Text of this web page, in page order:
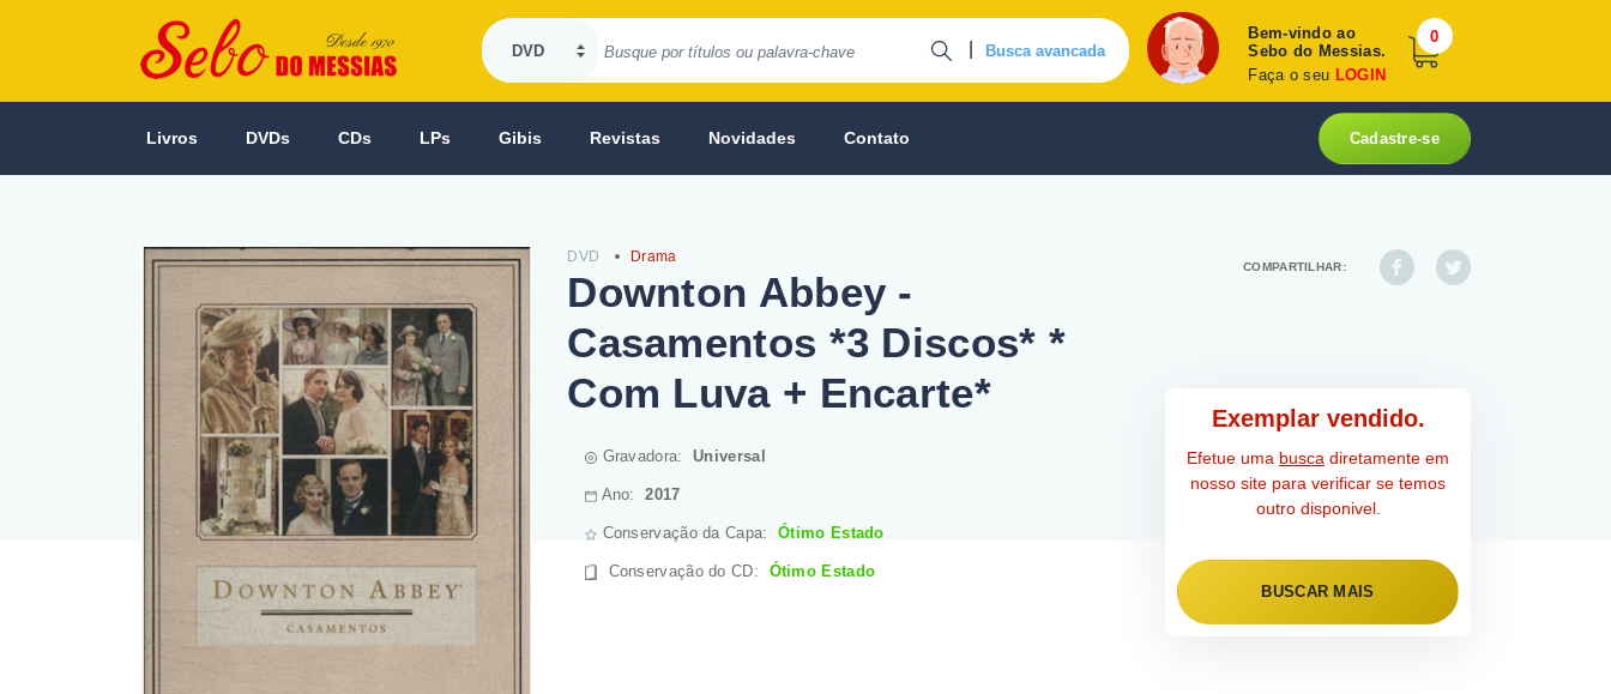
Busca avancada
Bem-vindo ao
Sebo do Messias.
Faça o seu LOGIN
0
Livros DVDs CDs LPs Gibis Revistas Novidades Contato Cadastre-se
DVD Drama
Downton Abbey -
Casamentos *3 Discos* *
Com Luva + Encarte*
Gravadora:Universal
Ano:2017
Conservação da Capa:Ótimo Estado
Conservação do CD: Ótimo Estado
COMPARTILHAR:
Exemplar vendido.
Efetue uma busca diretamente em
nosso site para verificar se temos
outro disponivel.
BUSCAR MAIS